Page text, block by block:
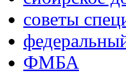
советы
ФМБА